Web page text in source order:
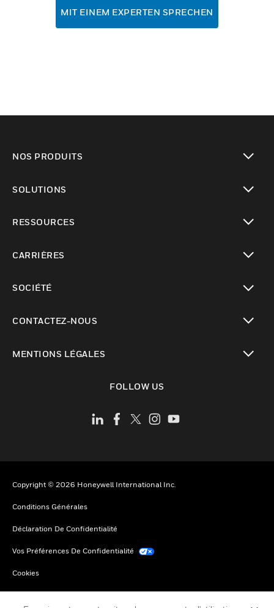
MIT EINEM EXPERTEN SPRECHEN
NOS PRODUITS
SOLUTIONS
RESSOURCES
CARRIÈRES
SOCIÉTÉ
CONTACTEZ-NOUS
MENTIONS LÉGALES
FOLLOW US
Copyright © 2026 Honeywell International Inc.
Conditions Générales
Déclaration De Confidentialité
Vos Préférences De Confidentialité
Cookies
Désabonnement Global